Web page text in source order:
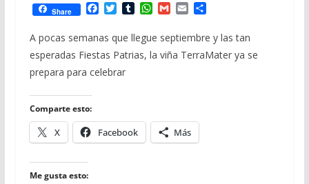
Share
F
c
e
b
o
T
i
t
t
e
T
m
b
l
W
a
t
s
G
a
i
l
E
a
i
l
C
m
p
a
A pocas semanas que llegue septiembre y las tan
esperadas Fiestas Patrias, la viña TerraMater ya se
prepara para celebrar
Comparte esto:
X Facebook Más
Me gusta esto: